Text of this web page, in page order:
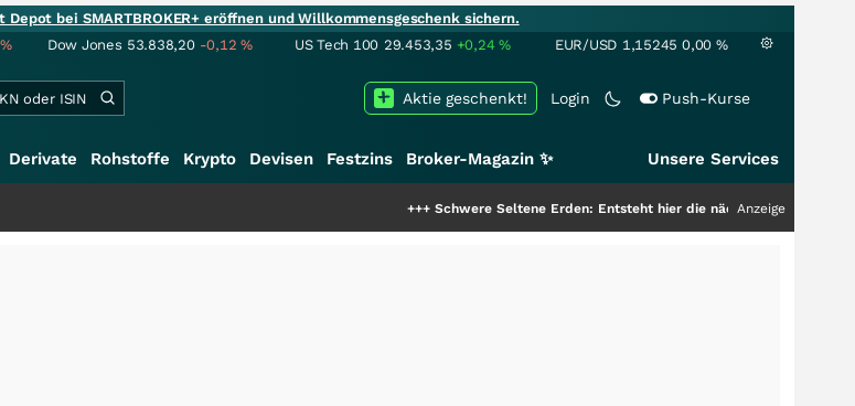
bei SMARTBROKER+ eröffnen und Willkommensgeschenk sichern.
% Dow Jones 53.838,20 -0,12% US Tech 100 29.453,35 +0,24% EUR/USD 1,15245 0,00 %
Login Push-Kurse
Aktie geschenkt!
Derivate Rohstoffe Krypto Devisen Festzins Broker-Magazin ✨ Unsere Services
Schwere Seltene Erden: Entsteht hier die nächste Milliardenstory?+++
Anzeige